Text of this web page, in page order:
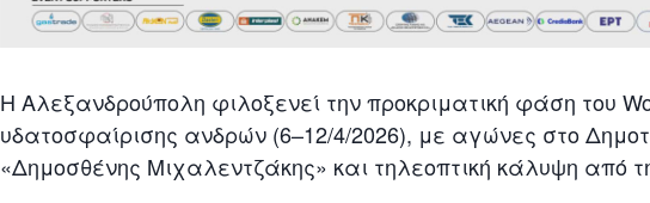
Η Αλεξανδρούπολη φιλοξενεί την προκριματική φάση του
υδατοσφαίρισης ανδρών (6–12/4/2026), με αγώνες στο
«Δημοσθένης Μιχαλεντζάκης» και τηλεοπτική κάλυψη από